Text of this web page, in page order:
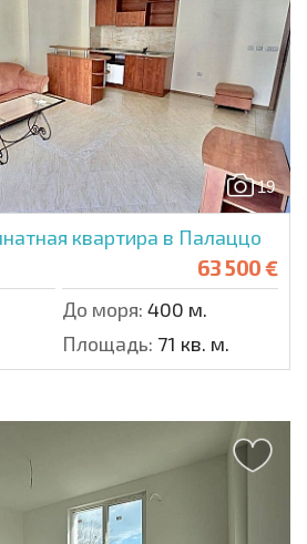
19
квартира в Палаццо
63 500 €
До моря: 400 м.
Площадь: 71 кв. м.